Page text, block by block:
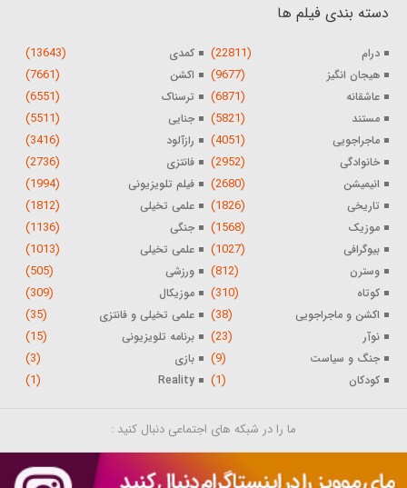
دسته بندی فیلم ها
درام (22811) کمدی (13643)
هیجان انگیز (9677) اکشن (7661)
عاشقانه (6871) ترسناک (6551)
مستند (5821) جنایی (5511)
ماجراجویی (4051) رازآلود (3416)
خانوادگی (2952) فانتزی (2736)
انیمیشن (2680) فیلم تلویزیونی (1994)
تاریخی (1826) علمی تخیلی (1812)
موزیک (1568) جنگی (1136)
بیوگرافی (1027) علمی تخیلی (1013)
وسترن (812) ورزشی (505)
کوتاه (310) موزیکال (309)
اکشن و ماجراجویی (38) علمی تخیلی و فانتزی (35)
نوآر (23) برنامه تلویزیونی (15)
جنگ و سیاست (9) بازی (3)
کودکان (1)
Reality
(1)
ما را در شبکه های اجتماعی دنبال کنید :